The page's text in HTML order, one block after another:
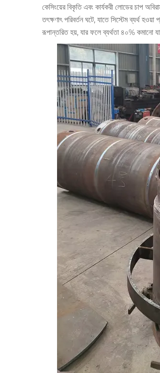
কেসিংয়ের বিকৃতি এবং কার্যকরী লোডের চাপ
তৎক্ষণাৎ পরিবর্তন ঘটে, যাতে সিস্টেম ব্যর্থ
রূপান্তরিত হয়, যার ফলে ব্যর্থতা ৪০% কমানো